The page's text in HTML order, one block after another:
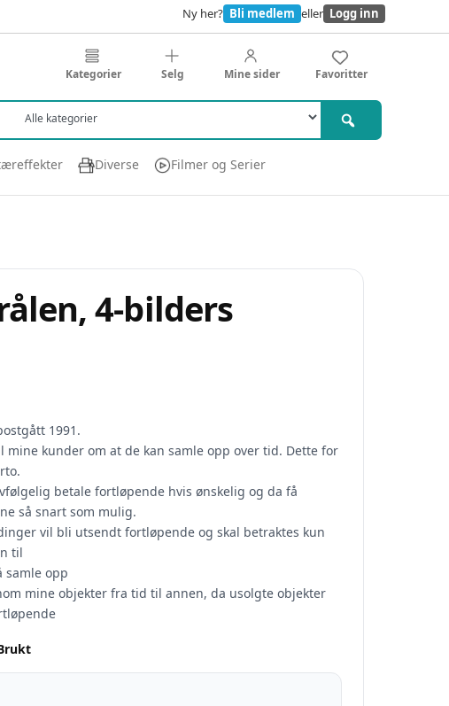
Ny her? Bli medlem eller Logg inn
Kategorier Selg Mine sider Favoritter
Diverse Filmer og Serier
4-bilders
1991.
mine kunder om at de kan samle opp over tid. Dette for
betale fortløpende hvis ønskelig og da få
så snart som mulig.
vil bli utsendt fortløpende og skal betraktes kun
til
samle opp
mine objekter fra tid til annen, da usolgte objekter